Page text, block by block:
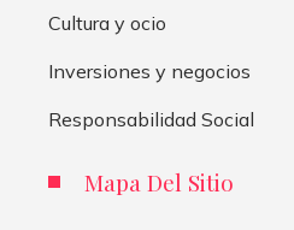
Cultura y ocio
Inversiones y negocios
Responsabilidad Social
Mapa Del Sitio